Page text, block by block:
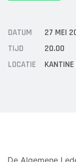
DATUM
27 MEI
TIJD
20.00
LOCATIE
KANTINE
De Algemene